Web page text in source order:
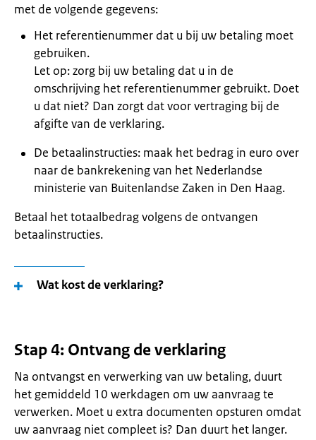
met de volgende gegevens:
Het referentienummer dat u bij uw betaling moet
gebruiken.
Let op: zorg bij uw betaling dat u in de
omschrijving het referentienummer gebruikt. Doet
u dat niet? Dan zorgt dat voor vertraging bij de
afgifte van de verklaring.
De betaalinstructies: maak het bedrag in euro over
naar de bankrekening van het Nederlandse
ministerie van Buitenlandse Zaken in Den Haag.
Betaal het totaalbedrag volgens de ontvangen
betaalinstructies.
Wat kost de verklaring?
Stap 4: Ontvang de verklaring
Na ontvangst en verwerking van uw betaling, duurt
het gemiddeld 10 werkdagen om uw aanvraag te
verwerken. Moet u extra documenten opsturen omdat
uw aanvraag niet compleet is? Dan duurt het langer.